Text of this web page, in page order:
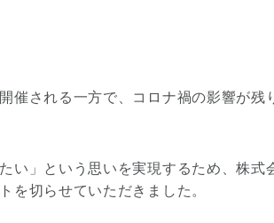
催される一方で、コロナ禍の影響が残
い」という思いを実現するため、株式
を切らせていただきました。